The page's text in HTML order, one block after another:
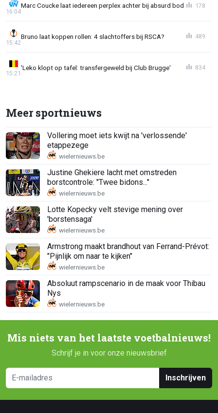
Marc Coucke laat iedereen perplex achter bij absurd bod
16:04
178
Bruno laat koppen rollen: 4 slachtoffers bij RSCA?
15:42
489
'Leko klopt op tafel: transfergeweld bij Club Brugge'
15:21
834
Meer sportnieuws
Vollering moet iets kwijt na 'verlossende'
etappezege
Justine Ghekiere lacht met omstreden
borstcontrole: "Twee bidons..."
Lotte Kopecky velt stevige mening over
'borstensaga'
Armstrong maakt brandhout van Ferrand-Prévot:
"Pijnlijk om naar te kijken"
Absoluut rampscenario in de maak voor Thibau
Nys
Mis niets van het laatste voetbalnieuws!
Schrijf je in voor onze nieuwsbrief
Inschrijven